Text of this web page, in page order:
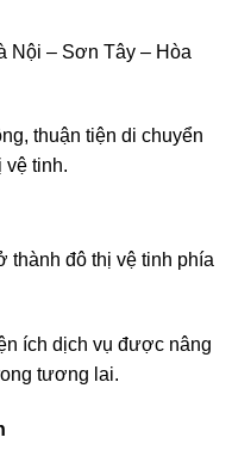
Nội – Sơn Tây – Hòa
thuận tiện di chuyển
vệ tinh.
thành đô thị vệ tinh phía
ích dịch vụ được nâng
tương lai.